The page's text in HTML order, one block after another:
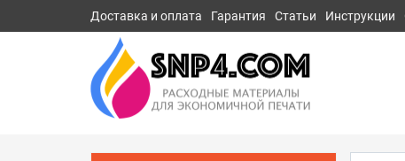
Доставка и оплата Гарантия Статьи Инструкции